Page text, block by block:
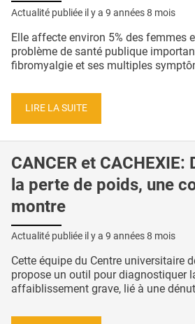
Actualité publiée il y a 9 années 8 mois
Elle affecte environ 5% des femmes
problème de santé publique
fibromyalgie et ses multiples
LIRE LA SUITE
CANCER et
la perte de poids, une
montre
Actualité publiée il y a 9 années 8 mois
Cette équipe du Centre universitaire
propose un outil pour diagnostiquer
affaiblissement grave, lié à une